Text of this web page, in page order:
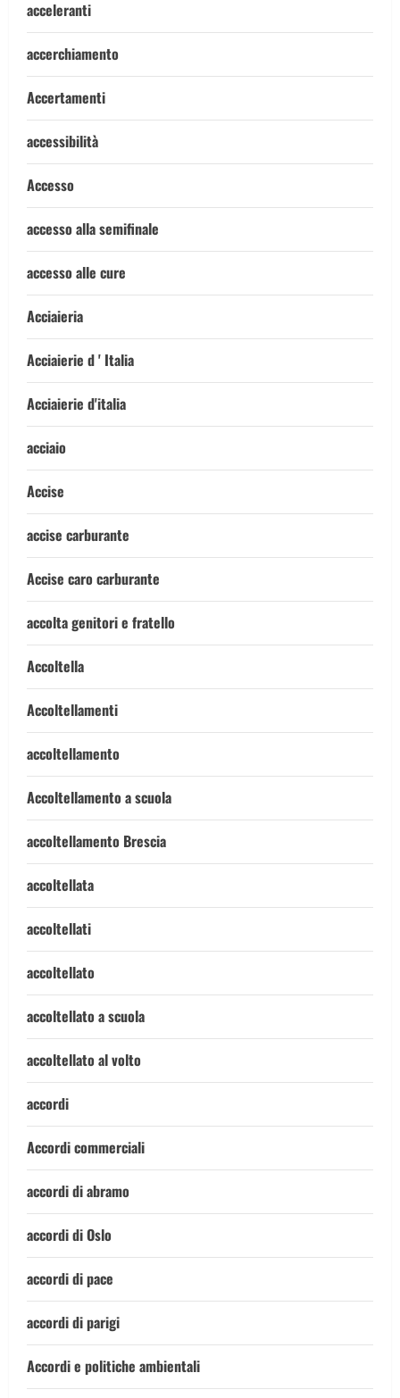
acceleranti
accerchiamento
Accertamenti
accessibilità
Accesso
accesso alla semifinale
accesso alle cure
Acciaieria
Acciaierie d ' Italia
Acciaierie d'italia
acciaio
Accise
accise carburante
Accise caro carburante
accolta genitori e fratello
Accoltella
Accoltellamenti
accoltellamento
Accoltellamento a scuola
accoltellamento Brescia
accoltellata
accoltellati
accoltellato
accoltellato a scuola
accoltellato al volto
accordi
Accordi commerciali
accordi di abramo
accordi di Oslo
accordi di pace
accordi di parigi
Accordi e politiche ambientali